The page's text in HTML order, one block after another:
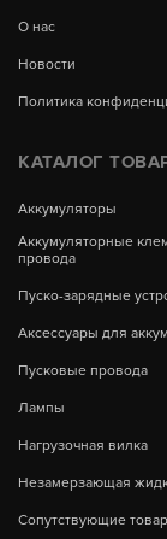
О нас
Новости
Политика
КАТАЛОГ
Аккумуляторы
Аккумуляторные
провода
Пуско-зарядные
Аксессуары для
Пусковые провода
Лампы
Нагрузочная вилка
Незамерзающая
Сопутствующие